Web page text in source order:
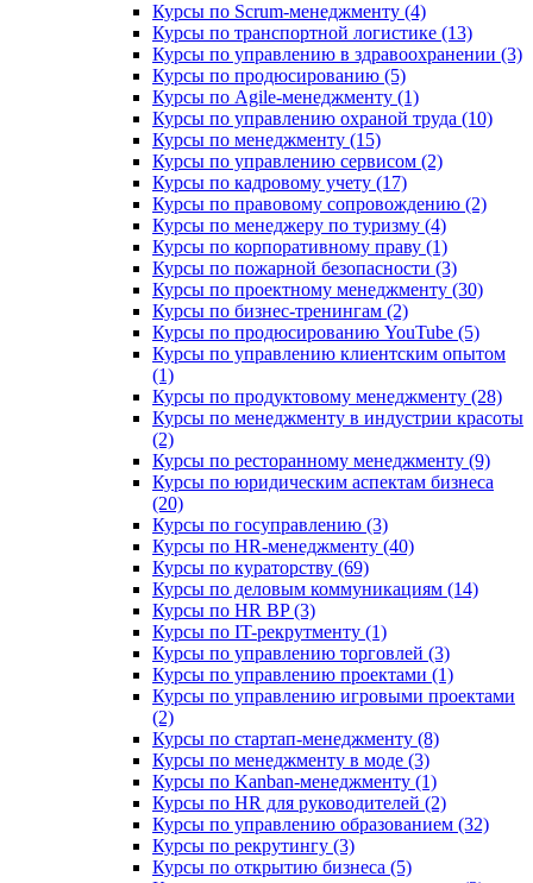
Курсы по Scrum-менеджменту (4)
Курсы по транспортной логистике (13)
Курсы по управлению в здравоохранении (3)
Курсы по продюсированию (5)
Курсы по Agile-менеджменту (1)
Курсы по управлению охраной труда (10)
Курсы по менеджменту (15)
Курсы по управлению сервисом (2)
Курсы по кадровому учету (17)
Курсы по правовому сопровождению (2)
Курсы по менеджеру по туризму (4)
Курсы по корпоративному праву (1)
Курсы по пожарной безопасности (3)
Курсы по проектному менеджменту (30)
Курсы по бизнес-тренингам (2)
Курсы по продюсированию YouTube (5)
Курсы по управлению клиентским опытом
(1)
Курсы по продуктовому менеджменту (28)
Курсы по менеджменту в индустрии красоты
(2)
Курсы по ресторанному менеджменту (9)
Курсы по юридическим аспектам бизнеса
(20)
Курсы по госуправлению (3)
Курсы по HR-менеджменту (40)
Курсы по кураторству (69)
Курсы по деловым коммуникациям (14)
Курсы по HR BP (3)
Курсы по IT-рекрутменту (1)
Курсы по управлению торговлей (3)
Курсы по управлению проектами (1)
Курсы по управлению игровыми проектами
(2)
Курсы по стартап-менеджменту (8)
Курсы по менеджменту в моде (3)
Курсы по Kanban-менеджменту (1)
Курсы по HR для руководителей (2)
Курсы по управлению образованием (32)
Курсы по рекрутингу (3)
Курсы по открытию бизнеса (5)